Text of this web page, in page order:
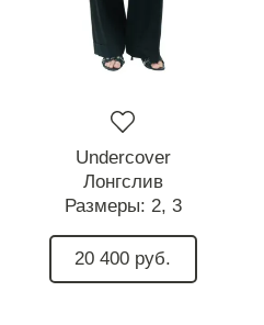
Undercover
Лонгслив
Размеры: 2, 3
20 400 руб.